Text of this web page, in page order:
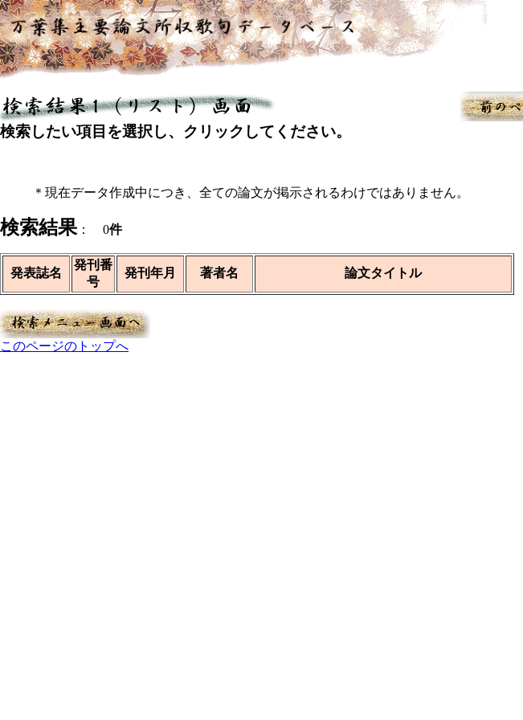
検索したい項目を選択し、クリックしてください。
＊現在データ作成中につき、全ての論文が掲示されるわけではありません。
検索結果 ： 0件
発表誌名
発刊番
号
発刊年月 著者名 論文タイトル
このページのトップへ